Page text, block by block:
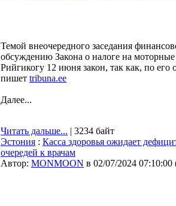
Темой внеочередного заседания
обсуждению Закона о налоге на
Рийгикогу 12 июня закон, так как, по
пишет tribuna.ee
Далее...
Читать дальше... | 3234 байт
Эстония : Касса здоровья ожидает
очередей к врачам
Автор: MONMOON в 02/07/2024 07:10:00